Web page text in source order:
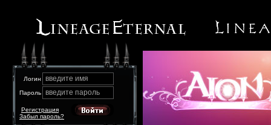
Логин введите имя
Пароль введите пароль
Забыл пароль?
Регистрация